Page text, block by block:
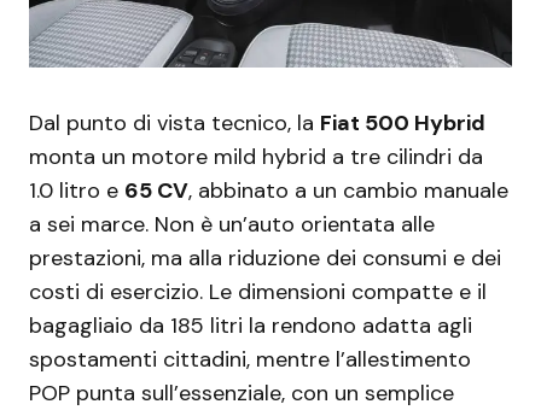
Dal punto di vista tecnico, la Fiat 500 Hybrid
monta un motore mild hybrid a tre cilindri da
1.0 litro e 65 CV, abbinato a un cambio manuale
a sei marce. Non è un’auto orientata alle
prestazioni, ma alla riduzione dei consumi e dei
costi di esercizio. Le dimensioni compatte e il
bagagliaio da 185 litri la rendono adatta agli
spostamenti cittadini, mentre l’allestimento
POP punta sull’essenziale, con un semplice